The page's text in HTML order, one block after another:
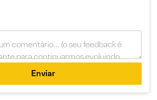
Enviar